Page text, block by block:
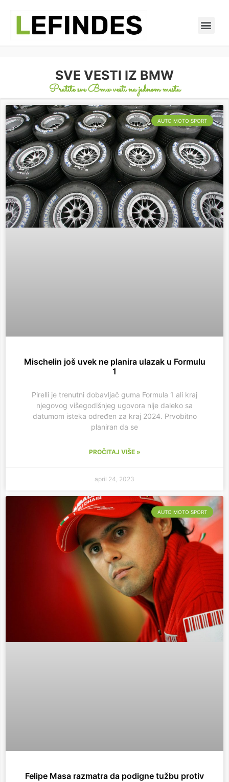
SVE VESTI IZ BMW
Pratite sve Bmw vesti na jednom mestu
AUTO MOTO SPORT
Mischelin još uvek ne planira ulazak u Formulu
1
Pirelli je trenutni dobavljač guma Formula 1 ali kraj
njegovog višegodišnjeg ugovora nije daleko sa
datumom isteka određen za kraj 2024. Prvobitno
planiran da se
PROČITAJ VIŠE »
april 24, 2023
AUTO MOTO SPORT
Felipe Masa razmatra da podigne tužbu protiv